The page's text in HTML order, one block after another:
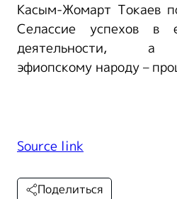
Касым-Жомарт Токаев
Селассие успехов в
деятельности, а
эфиопскому народу –
Source link
Поделиться